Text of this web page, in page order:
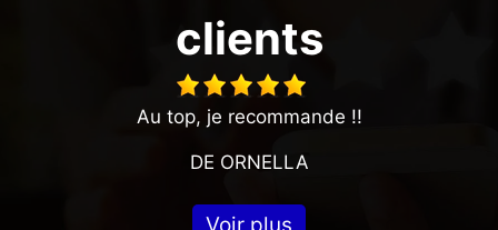
clients
Au top, je recommande !!
DE ORNELLA